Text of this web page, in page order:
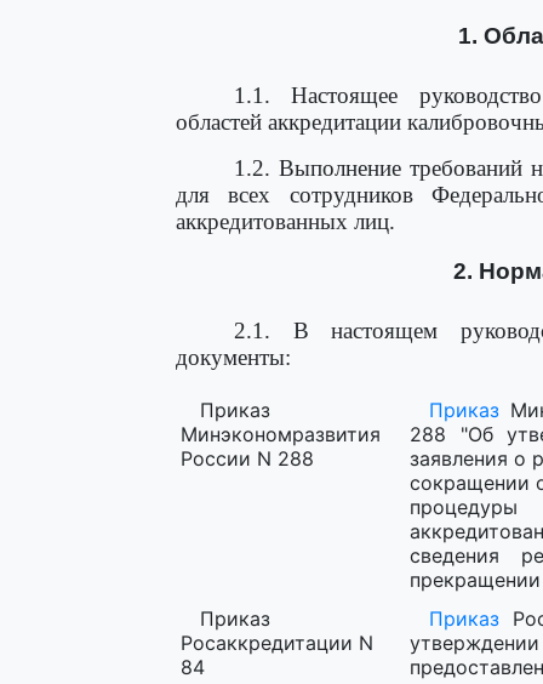
1.
1.1. Настоящее
областей аккредитации
1.2. Выполнение требований
для всех сотрудников
аккредитованных лиц.
2.
2.1. В настоящем
документы:
Приказ
Минэкономразвития
России N 288
Приказ
288 "Об
заявления о
сокращении
сведения
Приказ
Росаккредитации N
84
Приказ